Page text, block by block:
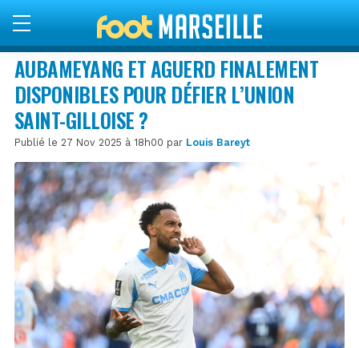
AUBAMEYANG ET AGUERD FINALEMENT
DISPONIBLES POUR DÉFIER L’UNION
SAINT-GILLOISE ?
Publié le 27 Nov 2025 à 18h00 par Louis Bareyt